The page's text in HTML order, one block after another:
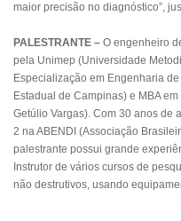
maior precisão no diagnóstico”,
PALESTRANTE – O engenheiro
pela Unimep (Universidade
Especialização em Engenharia
Estadual de Campinas) e MBA
Getúlio Vargas). Com 30 anos de
2 na ABENDI (Associação
palestrante possui grande
Instrutor de vários cursos de
não destrutivos, usando